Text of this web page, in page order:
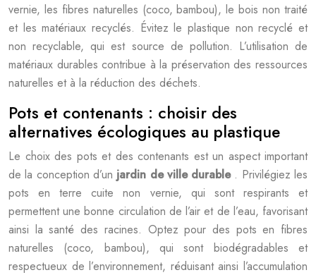
vernie, les fibres naturelles (coco, bambou), le bois non traité
et les matériaux recyclés. Évitez le plastique non recyclé et
non recyclable, qui est source de pollution. L’utilisation de
matériaux durables contribue à la préservation des ressources
naturelles et à la réduction des déchets.
Pots et contenants : choisir des
alternatives écologiques au plastique
Le choix des pots et des contenants est un aspect important
de la conception d’un jardin de ville durable . Privilégiez les
pots en terre cuite non vernie, qui sont respirants et
permettent une bonne circulation de l’air et de l’eau, favorisant
ainsi la santé des racines. Optez pour des pots en fibres
naturelles (coco, bambou), qui sont biodégradables et
respectueux de l’environnement, réduisant ainsi l’accumulation